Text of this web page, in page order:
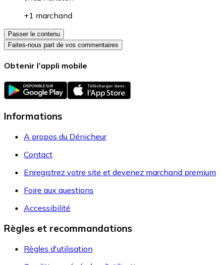
+1 marchand
Passer le contenu
Faites-nous part de vos commentaires
Obtenir l’appli mobile
Informations
A propos du Dénicheur
Contact
Enregistrez votre site et devenez marchand premium
Foire aux questions
Accessibilité
Règles et recommandations
Règles d'utilisation